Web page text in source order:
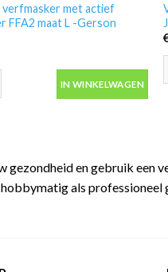
verfmasker met actief
maat L -Gerson
verfmasker met actief
IN WINKELWAGEN
gezondheid en gebruik een
als professioneel